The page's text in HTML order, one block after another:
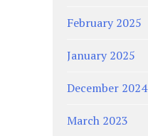
February 2025
January 2025
December 2024
March 2023